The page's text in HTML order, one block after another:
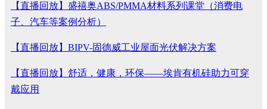
【直播回放】盛禧奥ABS/PMMA材料系列课堂（消费电
子、汽车等案例分析）
【直播回放】BIPV-固德威工业屋面光伏解决方案
【直播回放】舒适，健康，环保——埃肯有机硅助力可穿
戴应用